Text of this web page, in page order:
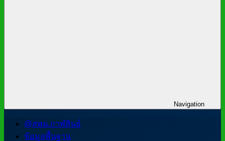
Navigation
@สพม.กาฬสินธุ์
ข้อมูลพื้นฐาน